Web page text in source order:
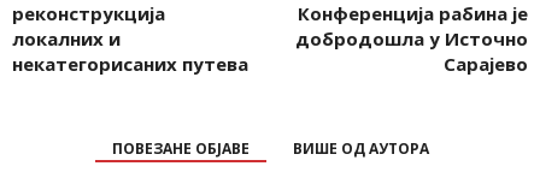
реконструкција
локалних и
некатегорисаних путева
Конференција рабина је
добродошла у Источно
Сарајево
ПОВЕЗАНЕ ОБЈАВЕ ВИШЕ ОД АУТОРА